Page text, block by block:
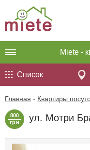
Miete -
Список
Главная - Квартиры
800
грн
ул. Мотри